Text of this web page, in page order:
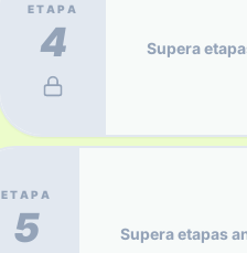
ETAPA
4 Supera
ETAPA
5 Supera etapas